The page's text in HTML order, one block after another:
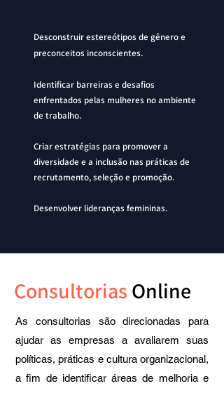
Desconstruir estereótipos de gênero e
preconceitos inconscientes.
Identificar barreiras e desafios
enfrentados pelas mulheres no ambiente
de trabalho.
Criar estratégias para promover a
diversidade e a inclusão nas práticas de
recrutamento, seleção e promoção.
Desenvolver lideranças femininas.
Consultorias Online
As consultorias são direcionadas para
ajudar as empresas a avaliarem suas
políticas, práticas e cultura organizacional,
a fim de identificar áreas de melhoria e